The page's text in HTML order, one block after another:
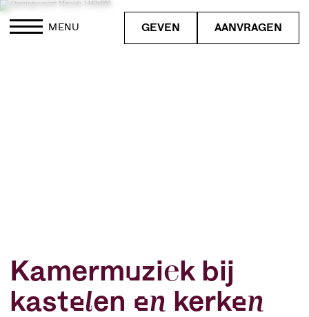
GEVEN AANVRAGEN
MENU
Kamermuziek bij
kastelen en kerken